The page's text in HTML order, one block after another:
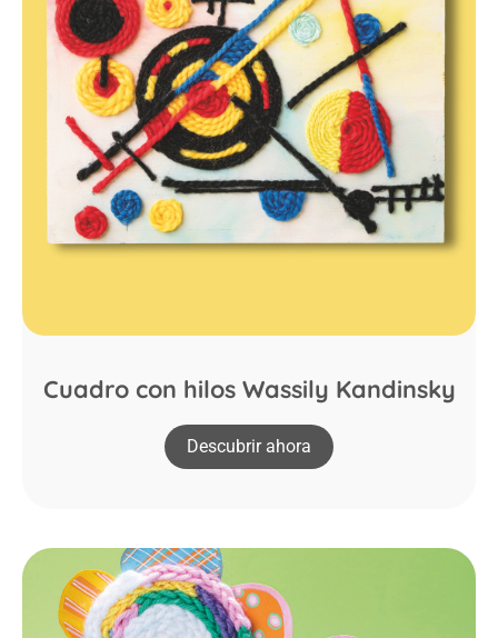
Cuadro con hilos Wassily Kandinsky
Descubrir ahora